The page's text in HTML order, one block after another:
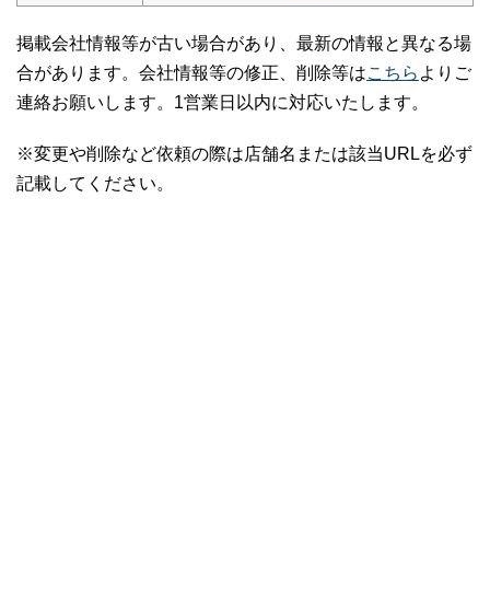
掲載会社情報等が古い場合があり、最新の情報と異なる場
合があります。会社情報等の修正、削除等はこちら よりご
連絡お願いします。1営業日以内に対応いたします。
※変更や削除など依頼の際は店舗名または該当URLを必ず
記載してください。